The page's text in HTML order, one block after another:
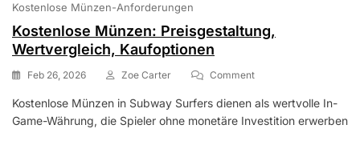
Kostenlose Münzen-Anforderungen
Kostenlose Münzen: Preisgestaltung,
Wertvergleich, Kaufoptionen
Feb 26, 2026 Zoe Carter CommentOn
Münzen:
Preisgestaltung,
Kostenlose Münzen in Subway Surfers dienen als wertvolle In-
Game-Währung, die Spieler ohne monetäre Investition erwerben